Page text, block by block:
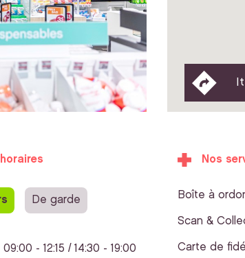
De garde
09:00 - 12:15 / 14:30 - 19:00
Nos
Boîte à
Scan &
Carte de